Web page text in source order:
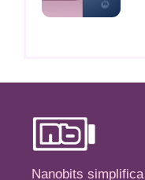
Nanobits